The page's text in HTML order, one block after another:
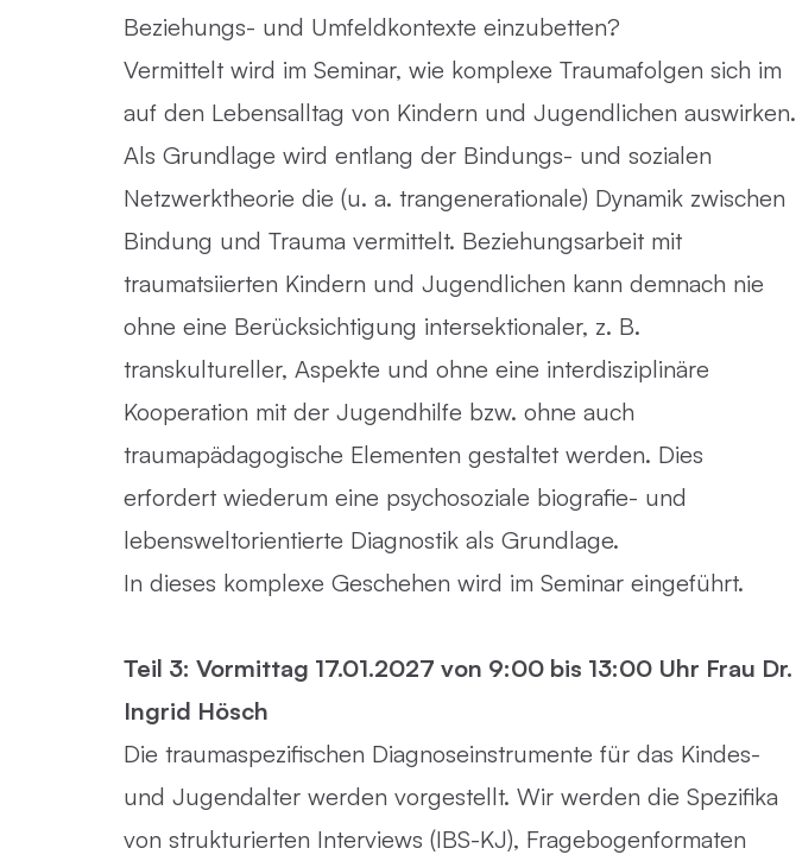
Beziehungs- und Umfeldkontexte einzubetten?
Vermittelt wird im Seminar, wie komplexe Traumafolgen sich im
auf den Lebensalltag von Kindern und Jugendlichen auswirken.
Als Grundlage wird entlang der Bindungs- und sozialen
Netzwerktheorie die (u. a. trangenerationale) Dynamik zwischen
Bindung und Trauma vermittelt. Beziehungsarbeit mit
traumatsiierten Kindern und Jugendlichen kann demnach nie
ohne eine Berücksichtigung intersektionaler, z. B.
transkultureller, Aspekte und ohne eine interdisziplinäre
Kooperation mit der Jugendhilfe bzw. ohne auch
traumapädagogische Elementen gestaltet werden. Dies
erfordert wiederum eine psychosoziale biografie- und
lebensweltorientierte Diagnostik als Grundlage.
In dieses komplexe Geschehen wird im Seminar eingeführt.
Teil 3: Vormittag 17.01.2027 von 9:00 bis 13:00 Uhr Frau Dr.
Ingrid Hösch
Die traumaspezifischen Diagnoseinstrumente für das Kindes-
und Jugendalter werden vorgestellt. Wir werden die Spezifika
von strukturierten Interviews (IBS-KJ), Fragebogenformaten